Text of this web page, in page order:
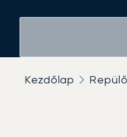
Kezdőlap